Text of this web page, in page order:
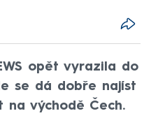
opět vyrazila do
se dá dobře najíst
východě Čech.